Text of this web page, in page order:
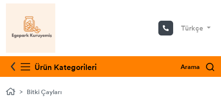
Türkçe
Ürün Kategorileri Arama
Bitki Çayları
Bitki Çayları